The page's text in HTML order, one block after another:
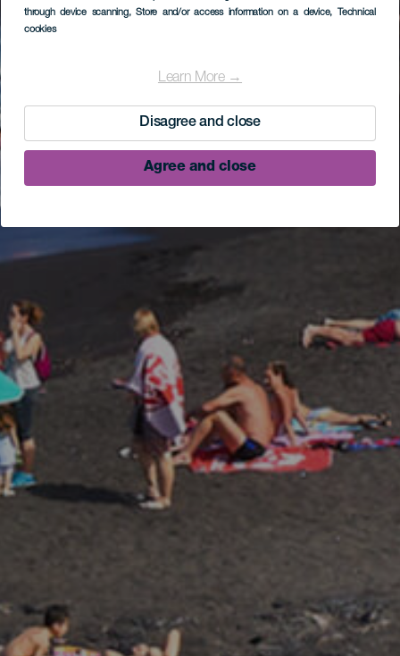
through device scanning, Store and/or access information on a device, Technical
cookies
Learn More →
Disagree and close
Agree and close